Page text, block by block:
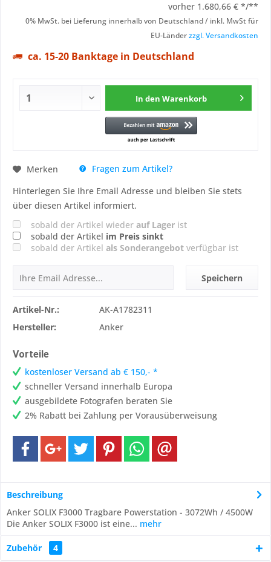
vorher 1.680,66 € */**
0% MwSt. bei Lieferung innerhalb von Deutschland / inkl. MwSt für
EU-Länderzzgl. Versandkosten
ca. 15-20 Banktage in Deutschland
In den Warenkorb
Merken
Fragen zum Artikel?
Hinterlegen Sie Ihre Email Adresse und bleiben Sie stets
über diesen Artikel informiert.
sobald der Artikel wieder auf Lager ist
sobald der Artikel im Preis sinkt
sobald der Artikel als Sonderangebot verfügbar ist
Speichern
Artikel-Nr.:
AK-A1782311
Hersteller:
Anker
Vorteile
kostenloser Versand ab € 150,- *
schneller Versand innerhalb Europa
ausgebildete Fotografen beraten Sie
2% Rabatt bei Zahlung per Vorausüberweisung
Beschreibung
Anker SOLIX F3000 Tragbare Powerstation - 3072Wh / 4500W
Die Anker SOLIX F3000 ist eine... mehr
Zubehör 4